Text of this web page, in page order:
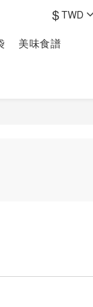
$TWD
美味食譜